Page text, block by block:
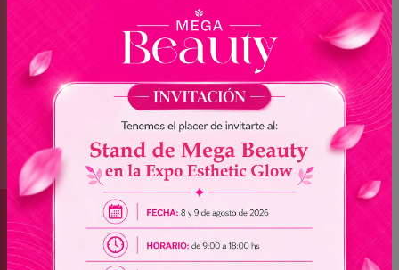
Brasil
(045) 3528-9053 - (045) 3528-8462